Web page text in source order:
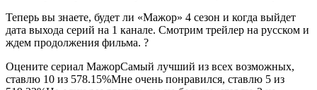
Теперь вы знаете, будет ли «Мажор» 4 сезон и когда выйдет
дата выхода серий на 1 канале. Смотрим трейлер на русском и
ждем продолжения фильма. ?
Оцените сериал МажорСамый лучший из всех возможных,
ставлю 10 из 578.15%Мне очень понравился, ставлю 5 из